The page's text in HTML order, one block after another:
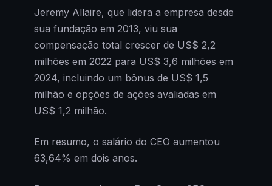
Jeremy Allaire, que lidera a empresa desde
sua fundação em 2013, viu sua
compensação total crescer de US$ 2,2
milhões em 2022 para US$ 3,6 milhões em
2024, incluindo um bônus de US$ 1,5
milhão e opções de ações avaliadas em
US$ 1,2 milhão.
Em resumo, o salário do CEO aumentou
63,64% em dois anos.